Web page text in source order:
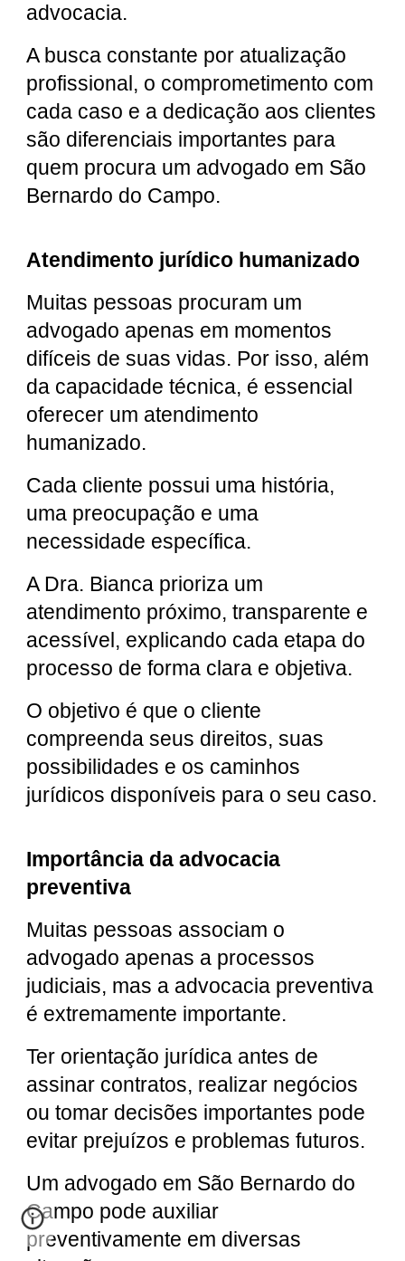
advocacia.
A busca constante por atualização
profissional, o comprometimento com
cada caso e a dedicação aos clientes
são diferenciais importantes para
quem procura um advogado em São
Bernardo do Campo.
Atendimento jurídico humanizado
Muitas pessoas procuram um
advogado apenas em momentos
difíceis de suas vidas. Por isso, além
da capacidade técnica, é essencial
oferecer um atendimento
humanizado.
Cada cliente possui uma história,
uma preocupação e uma
necessidade específica.
A Dra. Bianca prioriza um
atendimento próximo, transparente e
acessível, explicando cada etapa do
processo de forma clara e objetiva.
O objetivo é que o cliente
compreenda seus direitos, suas
possibilidades e os caminhos
jurídicos disponíveis para o seu caso.
Importância da advocacia
preventiva
Muitas pessoas associam o
advogado apenas a processos
judiciais, mas a advocacia preventiva
é extremamente importante.
Ter orientação jurídica antes de
assinar contratos, realizar negócios
ou tomar decisões importantes pode
evitar prejuízos e problemas futuros.
Um advogado em São Bernardo do
Campo pode auxiliar
preventivamente em diversas